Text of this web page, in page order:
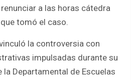
a las horas cátedra
tomó el caso.
la controversia con
impulsadas durante su
Departamental de Escuelas